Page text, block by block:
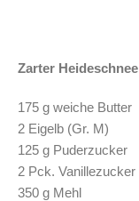
Zarter Heideschnee
175 g weiche Butter
2 Eigelb (Gr. M)
125 g Puderzucker
2 Pck. Vanillezucker
350 g Mehl